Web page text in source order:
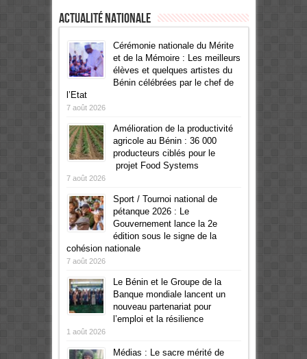
Actualité Nationale
Cérémonie nationale du Mérite
et de la Mémoire : Les meilleurs
élèves et quelques artistes du
Bénin célébrées par le chef de
l’Etat
7 août 2026
Amélioration de la productivité
agricole au Bénin : 36 000
producteurs ciblés pour le
projet Food Systems
7 août 2026
Sport / Tournoi national de
pétanque 2026 : Le
Gouvernement lance la 2e
édition sous le signe de la
cohésion nationale
7 août 2026
Le Bénin et le Groupe de la
Banque mondiale lancent un
nouveau partenariat pour
l’emploi et la résilience
1 août 2026
Médias : Le sacre mérité de